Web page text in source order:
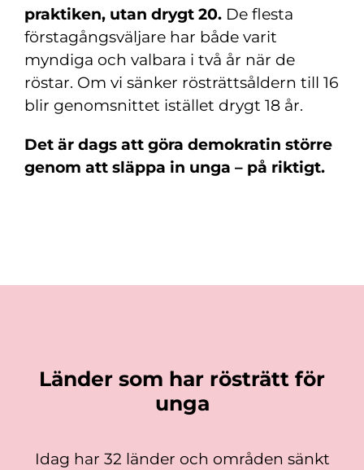
praktiken, utan drygt 20.De flesta
förstagångsväljare har både varit
myndiga och valbara i två år när de
röstar. Om vi sänker rösträttsåldern till 16
blir genomsnittet istället drygt 18 år.
Det är dags att göra demokratin större
genom att släppa in unga – på riktigt.
Länder som har rösträtt för
unga
Idag har 32 länder och områden sänkt